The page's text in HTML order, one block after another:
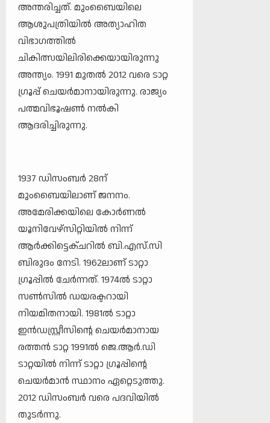
അന്തരിച്ചത്. മുംബൈയിലെ
ആശുപത്രിയിൽ അത്യാഹിത
വിഭാഗത്തില്‍
ചികിത്സയിലിരിക്കെയായിരുന്നു
അന്ത്യം. 1991 മുതൽ 2012 വരെ ടാറ്റ
ഗ്രൂപ്പ് ചെയർമാനായിരുന്നു. രാജ്യം
പത്മവിഭൂഷൺ നൽകി
ആദരിച്ചിരുന്നു.
1937 ഡിസംബർ 28ന്
മുംബൈയിലാണ് ജനനം.
അമേരിക്കയിലെ കോർണൽ
യൂനിവേഴ്സിറ്റിയിൽ നിന്ന്
ആർക്കിട്ടെക്ചറിൽ ബി.എസ്.സി
ബിരുദം നേടി. 1962ലാണ് ടാറ്റാ
ഗ്രൂപ്പിൽ ചേർന്നത്. 1974ൽ ടാറ്റാ
സൺസിൽ ഡയരക്ടറായി
നിയമിതനായി. 1981ൽ ടാറ്റാ
ഇൻഡസ്റ്റ്രീസിന്റെ ചെയർമാനായ
രത്തൻ ടാറ്റ 1991ൽ ജെ.ആർ.ഡി
ടാറ്റയിൽ നിന്ന് ടാറ്റാ ഗ്രൂപ്പിന്റെ
ചെയർമാൻ സ്ഥാനം ഏറ്റെടുത്തു.
2012 ഡിസംബർ വരെ പദവിയിൽ
തുടർന്നു.